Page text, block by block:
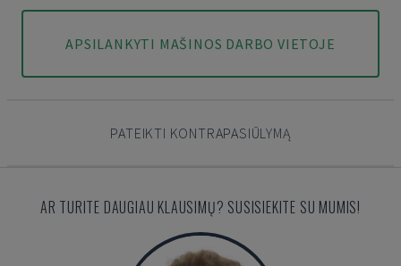
APSILANKYTI MAŠINOS DARBO VIETOJE
PATEIKTI KONTRAPASIŪLYMĄ
AR TURITE DAUGIAU KLAUSIMŲ? SUSISIEKITE SU MUMIS!